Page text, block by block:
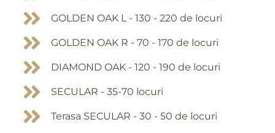
GOLDEN OAK L - 130 - 220 de locuri
GOLDEN OAK R - 70 - 170 de locuri
DIAMOND OAK - 120 - 190 de locuri
SECULAR - 35-70 locuri
Terasa SECULAR - 30 - 50 de locuri